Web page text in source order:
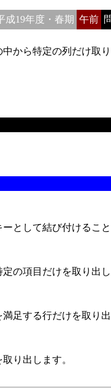
成19年度・春期 午前
から特定の列だけ取
として結び付けるこ
の項目だけを取り出
足する行だけを取り
り出します。